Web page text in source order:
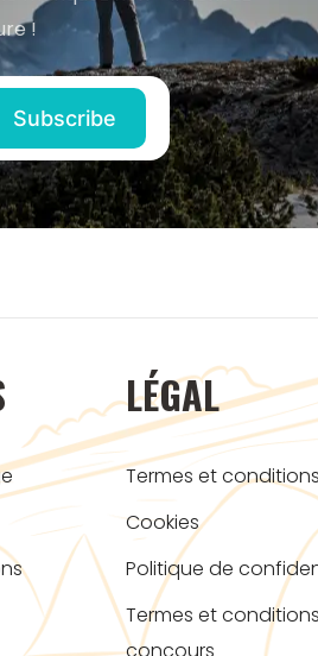
!
LÉGAL
Termes et conditions
Cookies
Politique de
Termes et
concours